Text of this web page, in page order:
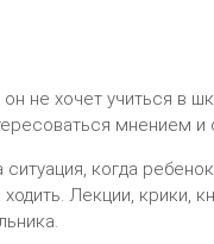
не хочет учиться в
мнением и
когда
Лекции, крики,